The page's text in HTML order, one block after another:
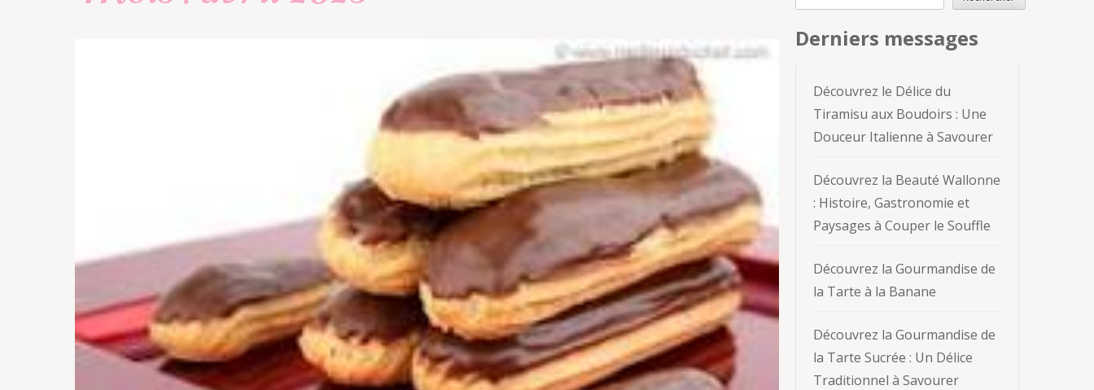
Derniers messages
Découvrez le Délice du
Tiramisu aux Boudoirs : Une
Douceur Italienne à Savourer
Découvrez la Beauté Wallonne
: Histoire, Gastronomie et
Paysages à Couper le Souffle
Découvrez la Gourmandise de
la Tarte à la Banane
Découvrez la Gourmandise de
la Tarte Sucrée : Un Délice
Traditionnel à Savourer